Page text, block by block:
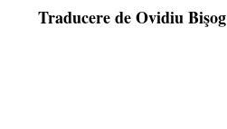
Traducere de Ovidiu Bişog